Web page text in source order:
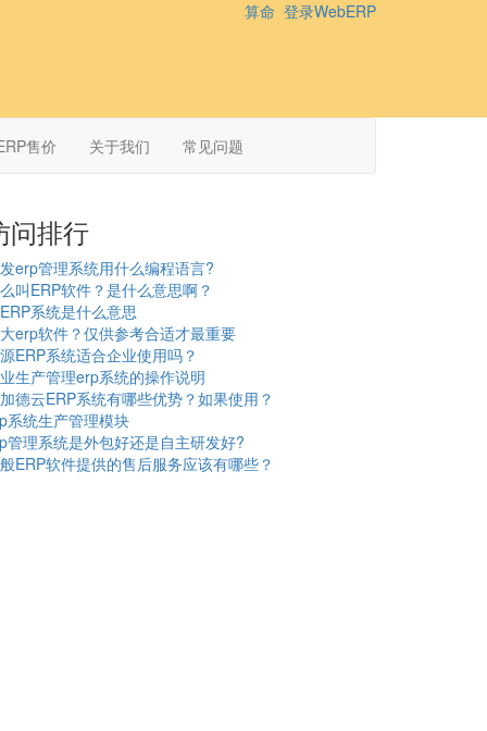
算命 登录WebERP
售价 关于我们 常见问题
问排行
erp管理系统用什么编程语言?
叫ERP软件？是什么意思啊？
系统是什么意思
erp软件？仅供参考合适才最重要
ERP系统适合企业使用吗？
生产管理erp系统的操作说明
德云ERP系统有哪些优势？如果使用？
系统生产管理模块
管理系统是外包好还是自主研发好?
ERP软件提供的售后服务应该有哪些？